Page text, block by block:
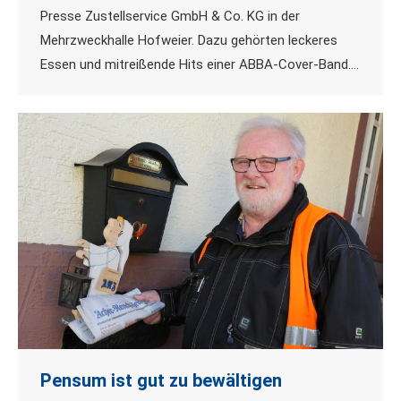
Presse Zustellservice GmbH & Co. KG in der
Mehrzweckhalle Hofweier. Dazu gehörten leckeres
Essen und mitreißende Hits einer ABBA-Cover-Band.…
Pensum ist gut zu bewältigen